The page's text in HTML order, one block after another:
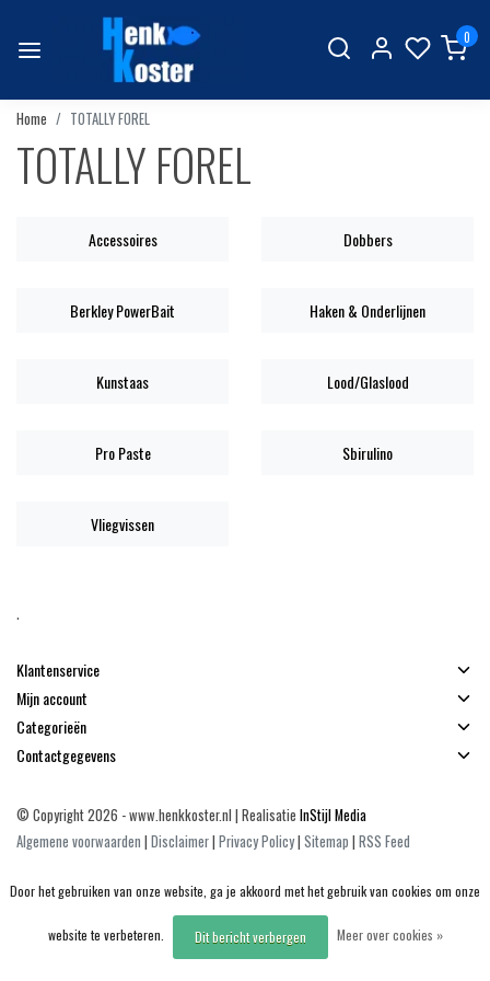
0
Home TOTALLY FOREL
TOTALLY FOREL
Accessoires Dobbers
Berkley PowerBait Haken & Onderlijnen
Kunstaas Lood/Glaslood
Pro Paste Sbirulino
Vliegvissen
.
Klantenservice
Mijn account
Categorieën
Contactgegevens
© Copyright 2026 - www.henkkoster.nl | Realisatie InStijl Media
Algemene voorwaarden | Disclaimer| Privacy Policy| Sitemap | RSS Feed
Door het gebruiken van onze website, ga je akkoord met het gebruik van cookies om onze
website te verbeteren. Dit bericht verbergen Meer over cookies »